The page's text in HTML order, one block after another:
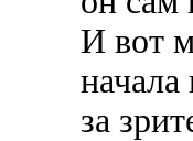
И вот
за